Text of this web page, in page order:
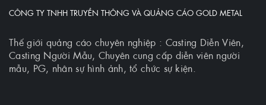
CÔNG TY TNHH TRUYỀN THÔNG VÀ QUẢNG CÁO GOLD METAL
Thế giới quảng cáo chuyên nghiệp : Casting Diễn Viên,
Casting Người Mẫu, Chuyên cung cấp diễn viên người
mẫu, PG, nhân sự hình ảnh, tổ chức sự kiện.